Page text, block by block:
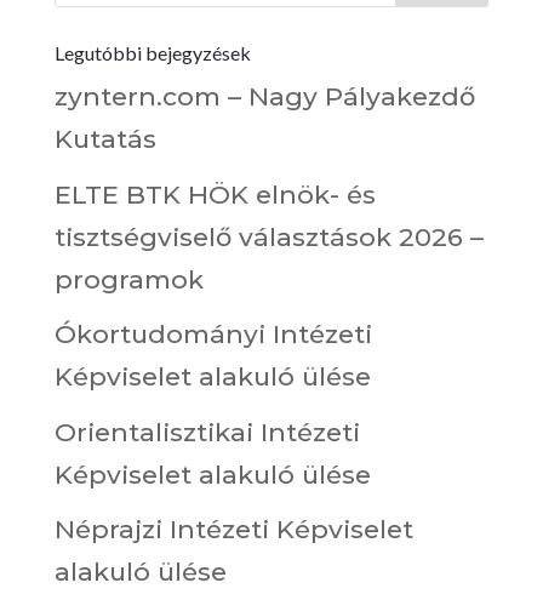
Legutóbbi bejegyzések
zyntern.com – Nagy Pályakezdő
Kutatás
ELTE BTK HÖK elnök- és
tisztségviselő választások 2026 –
programok
Ókortudományi Intézeti
Képviselet alakuló ülése
Orientalisztikai Intézeti
Képviselet alakuló ülése
Néprajzi Intézeti Képviselet
alakuló ülése